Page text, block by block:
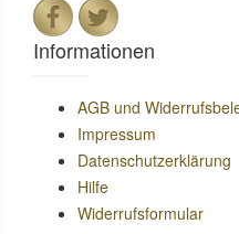
Informationen
AGB und
Impressum
Datenschutzerklärung
Hilfe
Widerrufsformular